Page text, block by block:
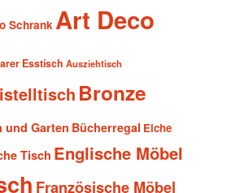
Schrank Art Deco
Esstisch Ausziehtisch
Bronze
und Garten Bücherregal Eiche
Tisch Englische Möbel
Französische Möbel